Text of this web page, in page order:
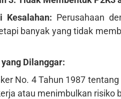
Kesalahan: Perusahaan
banyak yang tidak
Dilanggar:
No. 4 Tahun 1987
atau menimbulkan risiko